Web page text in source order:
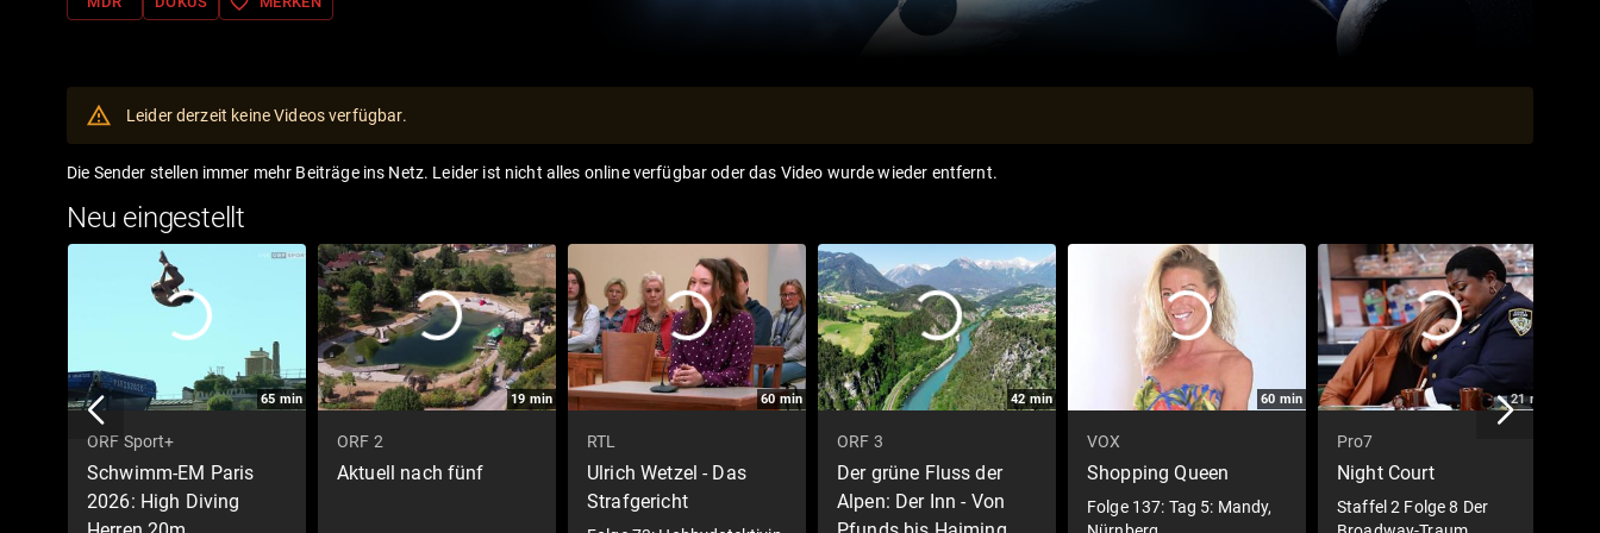
Leider derzeit keine Videos verfügbar.
Die Sender stellen immer mehr Beiträge ins Netz. Leider ist nicht alles online verfügbar oder das Video wurde wieder entfernt.
Neu eingestellt
65 min
ORF Sport+
Schwimm-EM Paris
2026: High Diving
19 min
ORF 2
Aktuell nach fünf
60 min
RTL
Ulrich Wetzel - Das
Strafgericht
42min
ORF 3
Der grüne Fluss der
Alpen: Der Inn - Von
60 min
VOX
Shopping Queen
Folge 137: Tag 5: Mandy,
21min
Pro7
Night Court
Staffel 2 Folge 8 Der